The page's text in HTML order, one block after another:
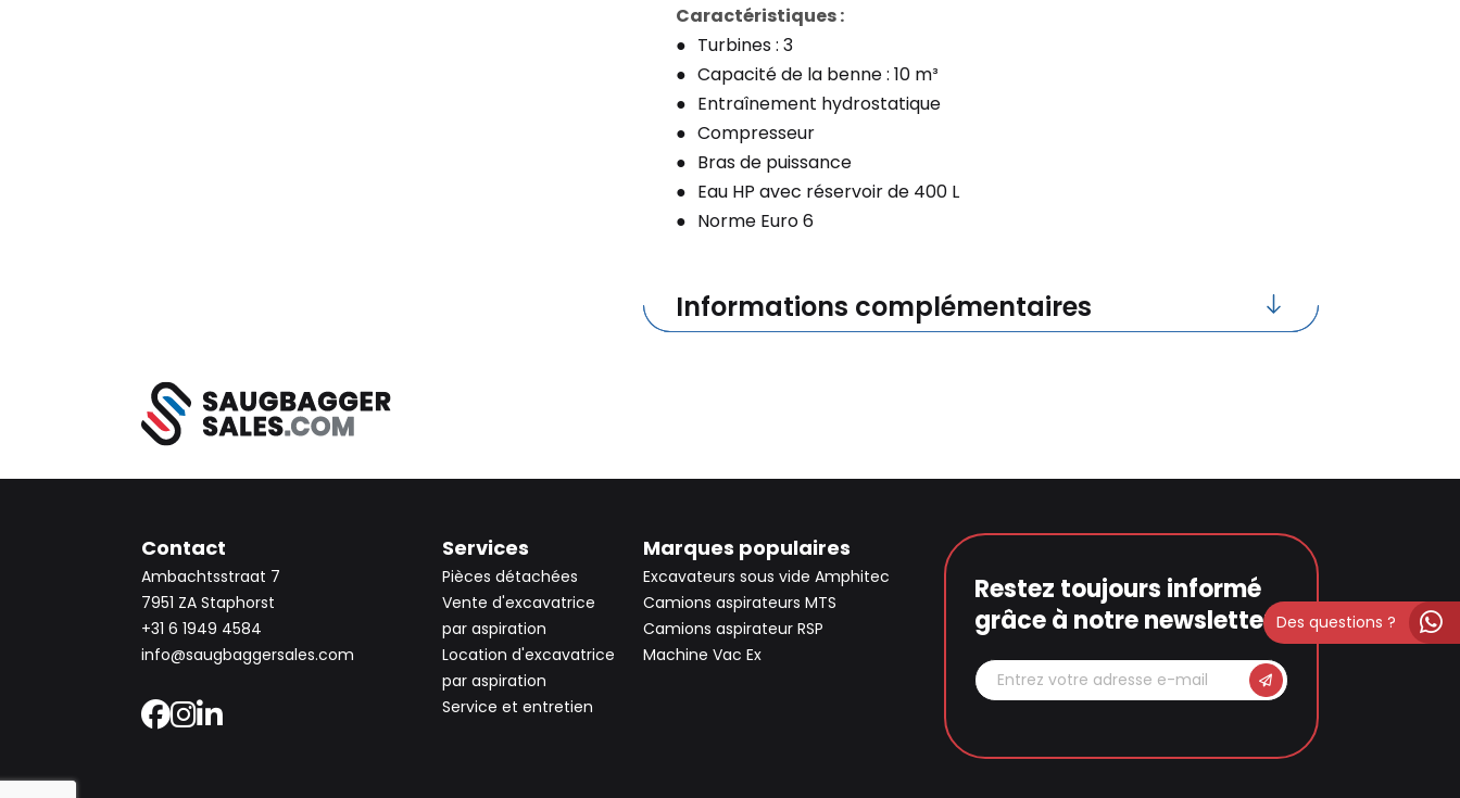
Caractéristiques :
Turbines : 3
Capacité de la benne : 10 m³
Entraînement hydrostatique
Compresseur
Bras de puissance
Eau HP avec réservoir de 400 L
Norme Euro 6
Informations complémentaires
Contact
Ambachtsstraat 7
7951 ZA Staphorst
+31 6 1949 4584
info@saugbaggersales.com
Services
Pièces détachées
Vente d'excavatrice
par aspiration
Location d'excavatrice
par aspiration
Service et entretien
Marques populaires
Excavateurs sous vide Amphitec
Camions aspirateurs MTS
Camions aspirateur RSP
Machine Vac Ex
Restez toujours informé
grâce à notre newsletter Des questions ?